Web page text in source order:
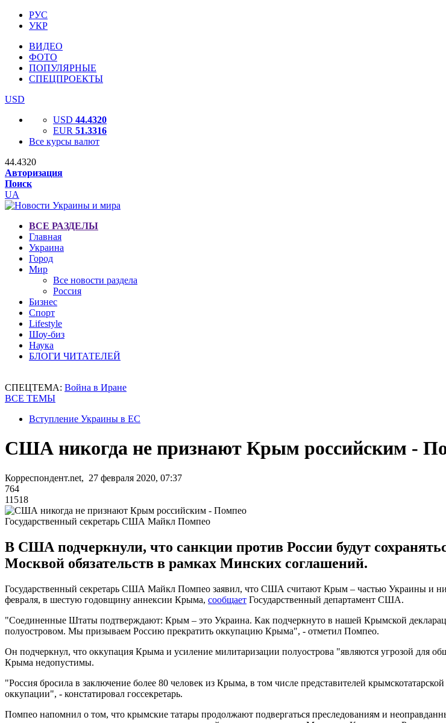
РУС
УКР
ВИДЕО
ФОТО
ПОПУЛЯРНЫЕ
СПЕЦПРОЕКТЫ
USD
USD 44.4320
EUR 51.3316
Все курсы валют
44.4320
Авторизация
Поиск
UA
ВСЕ РАЗДЕЛЫ
Главная
Украина
Город
Мир
Все новости раздела
Россия
Бизнес
Спорт
Lifestyle
Шоу-биз
Наука
БЛОГИ ЧИТАТЕЛЕЙ
СПЕЦТЕМА: Война в Иране
ВСЕ ТЕМЫ
Вступление Украины в ЕС
США никогда не признают Крым российским -
Корреспондент.net, 27 февраля 2020, 07:37
764
11518
Государственный секретарь США Майкл Помпео
В США подчеркнули, что санкции против России будут
Москвой обязательств в рамках Минских соглашений.
Государственный секретарь США Майкл Помпео заявил, что США считают Крым – частью Украины и
февраля, в шестую годовщину аннексии Крыма, сообщает Государственный департамент США.
"Соединенные Штаты подтверждают: Крым – это Украина. Как подчеркнуто в нашей Крымской
полуостровом. Мы призываем Россию прекратить оккупацию Крыма", - отметил Помпео.
Он подчеркнул, что оккупация Крыма и усиление милитаризации полуострова "являются угрозой для
Крыма недопустимы.
"Россия бросила в заключение более 80 человек из Крыма, в том числе представителей
оккупации", - констатировал госсекретарь.
Помпео напомнил о том, что крымские татары продолжают подвергаться преследованиям и